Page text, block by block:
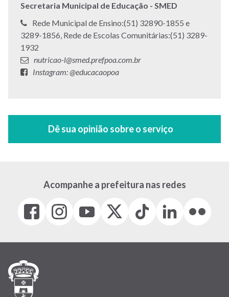
Secretaria Municipal de Educação - SMED
Telefone:
Rede Municipal de Ensino:(51) 32890-1855 e
3289-1856, Rede de Escolas Comunitárias:(51) 3289-
1932
E-
mail:
nutricao-l@smed.prefpoa.com.br
Facebook:
Instagram: @educacaopoa
Acompanhe a prefeitura nas redes
Facebook
(link
em
janela)
Instagram
(link
em
(link
em
(Antigo
(link
Tiktok
(link
em
LinkedIn
(link
em
(link
em